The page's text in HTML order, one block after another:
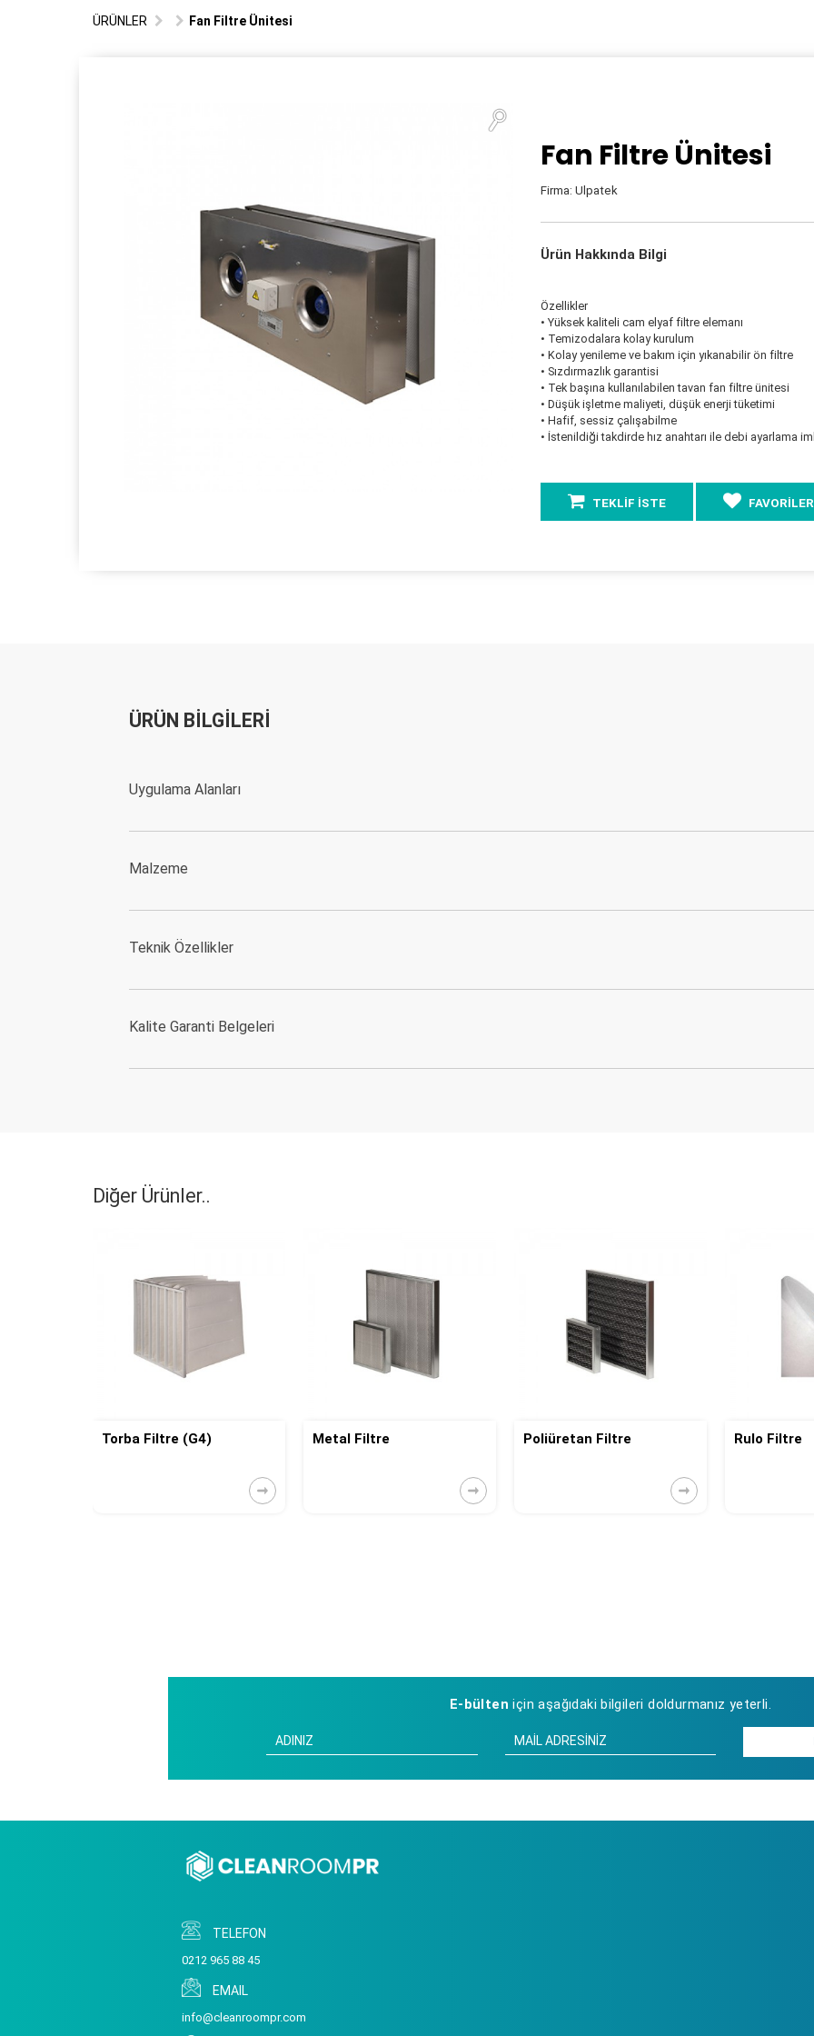
ÜRÜNLER Fan Filtre Ünitesi
Fan Filtre Ünitesi
Firma: Ulpatek
Ürün Hakkında Bilgi
Özellikler
• Yüksek kaliteli cam elyaf filtre elemanı
• Temizodalara kolay kurulum
• Kolay yenileme ve bakım için yıkanabilir ön filtre
• Sızdırmazlık garantisi
• Tek başına kullanılabilen tavan fan filtre ünitesi
• Düşük işletme maliyeti, düşük enerji tüketimi
• Hafif, sessiz çalışabilme
• İstenildiği takdirde hız anahtarı ile debi ayarlama
TEKLİF İSTE
ÜRÜN BİLGİLERİ
Uygulama Alanları
Malzeme
Teknik Özellikler
Kalite Garanti Belgeleri
Diğer Ürünler..
Torba Filtre (G4) Metal Filtre Poliüretan Filtre Rulo Filtre
E-bülten için aşağıdaki bilgileri doldurmanız yeterli.
TELEFON
0212 965 88 45
EMAIL
info@cleanroompr.com